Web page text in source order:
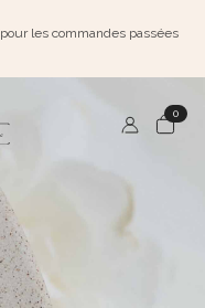
pour les commandes passées
0